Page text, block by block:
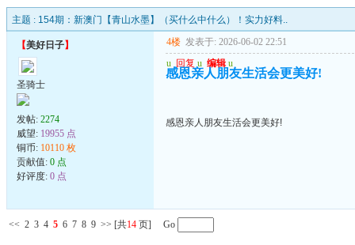
主题 : 154期：新澳门【青山水墨】（买什么中什么）！实力好料..
【美好日子】
圣骑士
发帖: 2274
威望: 19955 点
铜币: 10110 枚
贡献值: 0 点
好评度: 0 点
4楼 发表于: 2026-06-02 22:51
u 回复 u 编辑 u
感恩亲人朋友生活会更美好!
感恩亲人朋友生活会更美好!
<< 2 3 4 5 6 7 8 9 >> [共14 页] Go